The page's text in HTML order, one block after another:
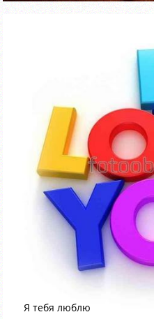
Я тебя люблю